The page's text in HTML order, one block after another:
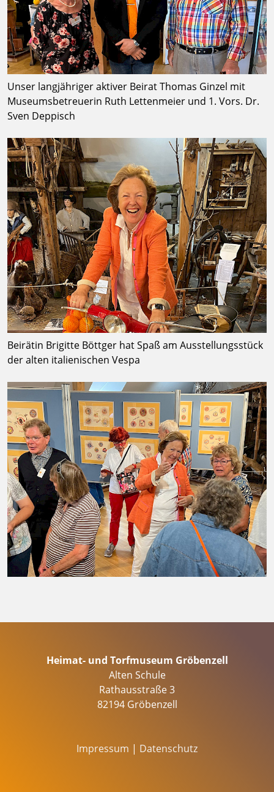
Unser langjähriger aktiver Beirat Thomas Ginzel mit
Museumsbetreuerin Ruth Lettenmeier und 1. Vors. Dr.
Sven Deppisch
Beirätin Brigitte Böttger hat Spaß am Ausstellungsstück
der alten italienischen Vespa
Heimat- und Torfmuseum Gröbenzell
Alten Schule
Rathausstraße 3
82194 Gröbenzell
Impressum | Datenschutz